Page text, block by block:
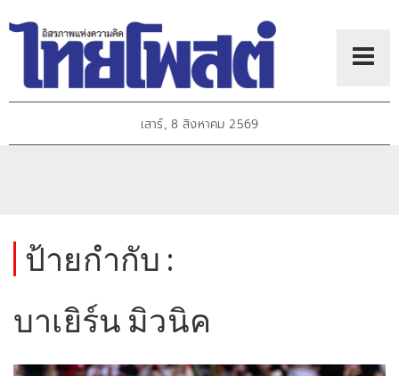
เสาร์, 8 สิงหาคม 2569
ป้ายกำกับ :
บาเยิร์น มิวนิค